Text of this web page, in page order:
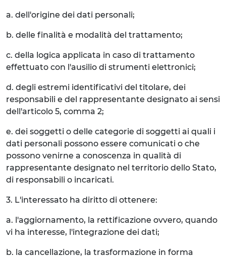
a. dell'origine dei dati personali;
b. delle finalità e modalità del trattamento;
c. della logica applicata in caso di trattamento
effettuato con l'ausilio di strumenti elettronici;
d. degli estremi identificativi del titolare, dei
responsabili e del rappresentante designato ai sensi
dell'articolo 5, comma 2;
e. dei soggetti o delle categorie di soggetti ai quali i
dati personali possono essere comunicati o che
possono venirne a conoscenza in qualità di
rappresentante designato nel territorio dello Stato,
di responsabili o incaricati.
3. L'interessato ha diritto di ottenere:
a. l'aggiornamento, la rettificazione ovvero, quando
vi ha interesse, l'integrazione dei dati;
b. la cancellazione, la trasformazione in forma